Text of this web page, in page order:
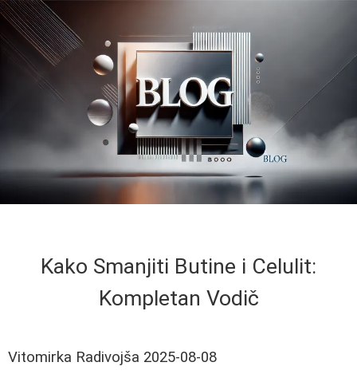
Kako Smanjiti Butine i Celulit:
Kompletan Vodič
Vitomirka Radivojša 2025-08-08